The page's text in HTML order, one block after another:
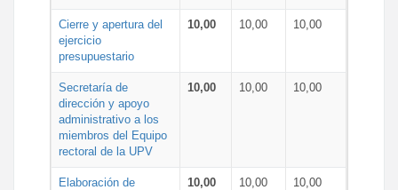
Cierre y apertura del
ejercicio
presupuestario
10,00 10,00 10,00
Secretaría de
dirección y apoyo
administrativo a los
miembros del Equipo
rectoral de la UPV
10,00 10,00 10,00
Elaboración de
10,00 10,00 10,00